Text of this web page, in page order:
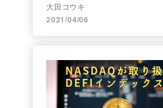
大田コウキ
2021/04/06